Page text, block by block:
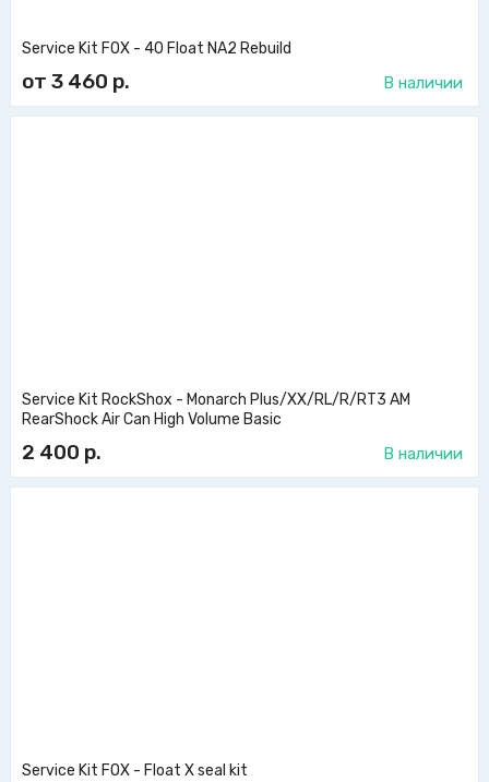
Service Kit FOX - 40 Float NA2 Rebuild
от 3 460 р. В наличии
Service Kit RockShox - Monarch Plus/XX/RL/R/RT3 AM
RearShock Air Can High Volume Basic
2 400 р. В наличии
Service Kit FOX - Float X seal kit